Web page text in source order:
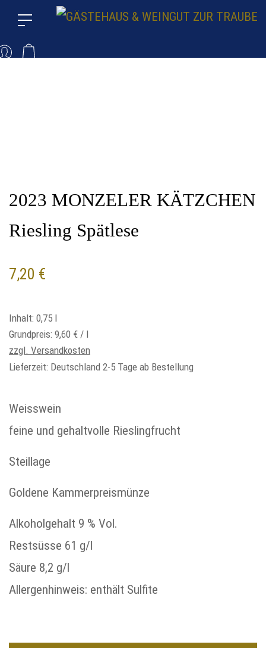
2023 MONZELER KÄTZCHEN
Riesling Spätlese
7,20 €
Inhalt: 0,75 l
Grundpreis: 9,60 € / l
zzgl. Versandkosten
Lieferzeit: Deutschland 2-5 Tage ab Bestellung
Weisswein
feine und gehaltvolle Rieslingfrucht
Steillage
Goldene Kammerpreismünze
Alkoholgehalt 9 % Vol.
Restsüsse 61 g/l
Säure 8,2 g/l
Allergenhinweis: enthält Sulfite